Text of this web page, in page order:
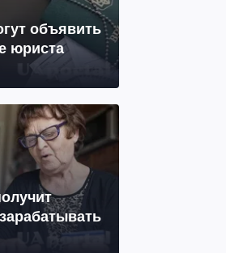
объявить
юриста